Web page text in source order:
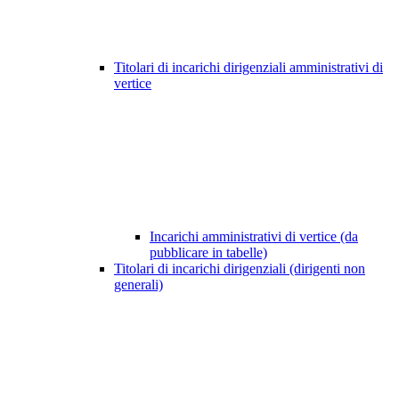
Titolari di incarichi dirigenziali amministrativi di
vertice
Incarichi amministrativi di vertice (da
pubblicare in tabelle)
Titolari di incarichi dirigenziali (dirigenti non
generali)